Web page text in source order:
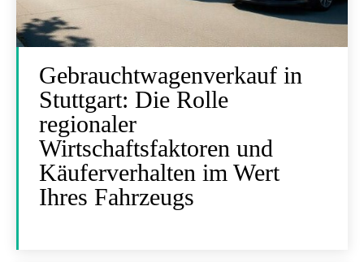
Gebrauchtwagenverkauf in
Stuttgart: Die Rolle
regionaler
Wirtschaftsfaktoren und
Käuferverhalten im Wert
Ihres Fahrzeugs